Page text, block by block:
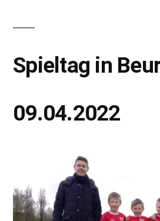
Spieltag in
09.04.2022
werden für
die
Funktionalität